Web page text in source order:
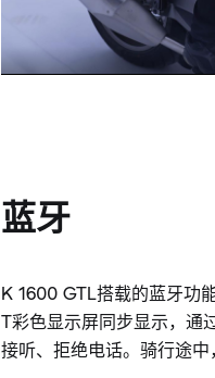
蓝牙
K 1600 GTL搭载的蓝牙功
T彩色显示屏同步显示，通
接听、拒绝电话。骑行途中